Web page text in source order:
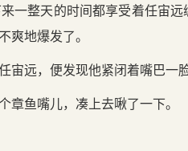
一整天的时间都享受着任宙
爽地爆发了。
远，便发现他紧闭着嘴巴一
鱼嘴儿，凑上去啾了一下。